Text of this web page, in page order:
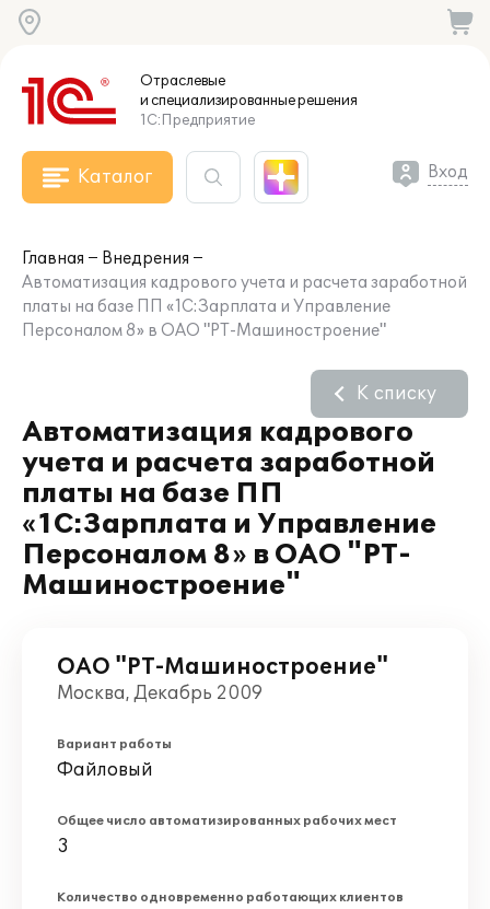
Отраслевые
и специализированныерешения
1С:Предприятие
Каталог Вход
Главная
Внедрения
Автоматизация кадрового учета и расчета заработной
платы на базе ПП «1С:Зарплата и Управление
Персоналом 8» в ОАО "РТ-Машиностроение"
Автоматизация кадрового
учета и расчета заработной
платы на базе ПП
«1С:Зарплата и Управление
Персоналом 8» в ОАО "РТ-
Машиностроение"
К списку
ОАО "РТ-Машиностроение"
Москва, Декабрь 2009
Вариант работы
Файловый
Общее число автоматизированных рабочих мест
3
Количество одновременно работающих клиентов